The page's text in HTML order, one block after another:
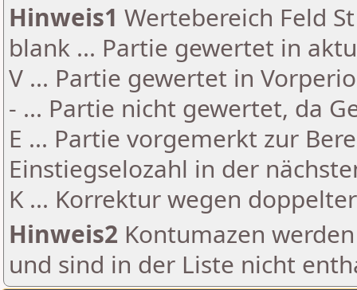
Hinweis1 Wertebereich Feld
blank ... Partie gewertet in
V ... Partie gewertet in
- ... Partie nicht gewertet, da
E ... Partie vorgemerkt zur
Einstiegselozahl in der
K ... Korrektur wegen
Hinweis2 Kontumazen
und sind in der Liste nicht